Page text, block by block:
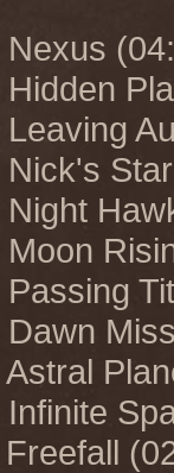
Nexus
Hidden
Leaving
Nick's
Night
Moon
Passing
Dawn
Astral
Infinite
Freefall